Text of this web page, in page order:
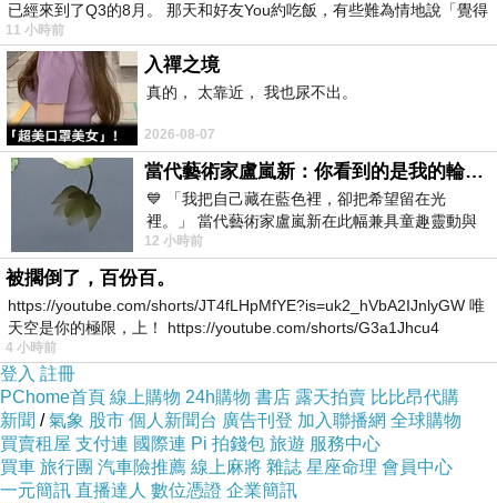
環保局環保設施管理科長楊啟明說，過去再生家
具拍賣每次銷售金額大約5到6萬元，最高曾到10
多萬元，但因現在並無定點庫存倉庫，去年每次
銷售約2到3萬元，較過去下滑，之後還會再另尋
適當庫存場地。環局表示，原訂每月最後一週週
六舉辦，1月因逢農曆春節提早一週，時間為早
上8點半到12點，民眾可將車輛停至停車場，依
方向指示牌到達會場。
已經來到了Q3的8月。 那天和好友You約吃飯，有些難為情地說「覺得
11 小時前
入禪之境
真的， 太靠近， 我也尿不出。
2026-08-07
當代藝術家盧嵐新：你看到的是我的輪廓，還是你的故事？——藏在藍色裡的希望與光
💙 「我把自己藏在藍色裡，卻把希望留在光
裡。」 當代藝術家盧嵐新在此幅兼具童趣靈動與
抽象韻味的新作中，用湛藍的羽翼般色塊包覆著
12 小時前
被擱倒了，百份百。
https://youtube.com/shorts/JT4fLHpMfYE?is=uk2_hVbA2IJnlyGW 唯
天空是你的極限，上！ https://youtube.com/shorts/G3a1Jhcu4
4 小時前
登入 註冊
PChome首頁 線上購物 24h購物 書店 露天拍賣 比比昂代購
新聞 /氣象 股市 個人新聞台 廣告刊登 加入聯播網 全球購物
買賣租屋 支付連 國際連 Pi 拍錢包 旅遊 服務中心
買車 旅行團 汽車險推薦 線上麻將 雜誌 星座命理 會員中心
一元簡訊 直播達人 數位憑證 企業簡訊